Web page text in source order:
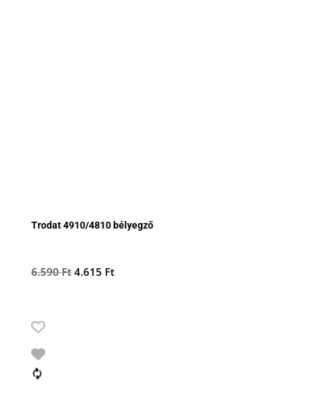
Trodat 4910/4810 bélyegző
6.590Ft Original
4.615 FtCurrent